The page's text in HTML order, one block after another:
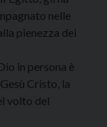
nelle
pienezza dei
in persona è
Cristo, la
volto del